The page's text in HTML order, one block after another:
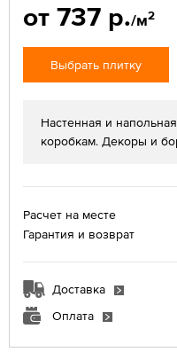
от 737 р./м2
Выбрать плитку
Настенная и
коробкам. Декоры и
Расчет на месте
Гарантия и возврат
Доставка
Оплата